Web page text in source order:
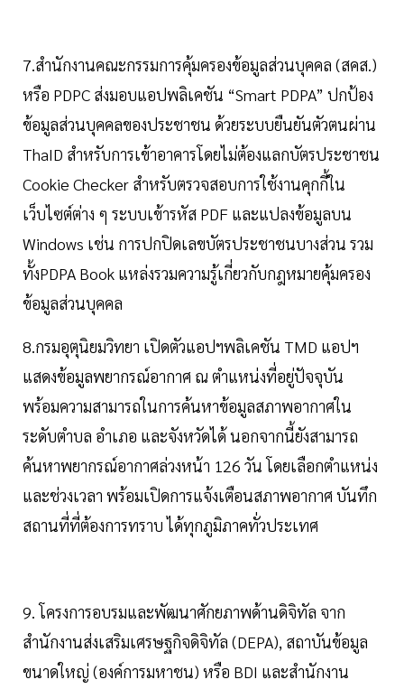
7.สำนักงานคณะกรรมการคุ้มครองข้อมูลส่วนบุคคล (สคส.)
หรือ PDPC ส่งมอบแอปพลิเคชัน “Smart PDPA” ปกป้อง
ข้อมูลส่วนบุคคลของประชาชน ด้วยระบบยืนยันตัวตนผ่าน
ThaID สำหรับการเข้าอาคารโดยไม่ต้องแลกบัตรประชาชน
Cookie Checker สำหรับตรวจสอบการใช้งานคุกกี้ใน
เว็บไซต์ต่าง ๆ ระบบเข้ารหัส PDF และแปลงข้อมูลบน
Windows เช่น การปกปิดเลขบัตรประชาชนบางส่วน รวม
ทั้งPDPA Book แหล่งรวมความรู้เกี่ยวกับกฎหมายคุ้มครอง
ข้อมูลส่วนบุคคล
8.กรมอุตุนิยมวิทยา เปิดตัวแอปฯพลิเคชัน TMD แอปฯ
แสดงข้อมูลพยากรณ์อากาศ ณ ตำแหน่งที่อยู่ปัจจุบัน
พร้อมความสามารถในการค้นหาข้อมูลสภาพอากาศใน
ระดับตำบล อำเภอ และจังหวัดได้ นอกจากนี้ยังสามารถ
ค้นหาพยากรณ์อากาศล่วงหน้า 126 วัน โดยเลือกตำแหน่ง
และช่วงเวลา พร้อมเปิดการแจ้งเตือนสภาพอากาศ บันทึก
สถานที่ที่ต้องการทราบ ได้ทุกภูมิภาคทั่วประเทศ
9. โครงการอบรมและพัฒนาศักยภาพด้านดิจิทัล จาก
สำนักงานส่งเสริมเศรษฐกิจดิจิทัล (DEPA), สถาบันข้อมูล
ขนาดใหญ่ (องค์การมหาชน) หรือ BDI และสำนักงาน